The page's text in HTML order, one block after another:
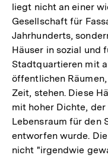
liegt nicht an einer
Gesellschaft für
Jahrhunderts,
Häuser in sozial und
Stadtquartieren mit
öffentlichen
Zeit, stehen. Diese
mit hoher Dichte,
Lebensraum für den
entworfen wurde.
nicht "irgendwie